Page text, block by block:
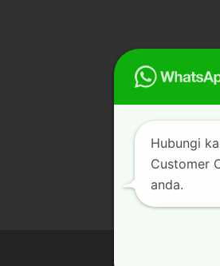
Hubungi
Customer
anda.